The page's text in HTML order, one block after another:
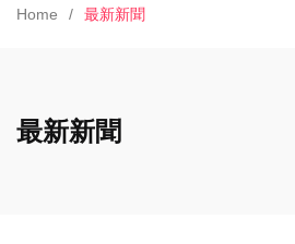
Home 最新新聞
最新新聞